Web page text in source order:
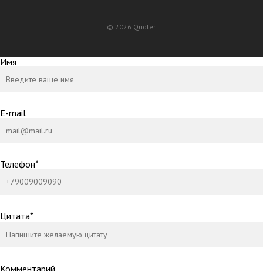
© 2026 Quoter.
Имя
E-mail
Телефон*
Цитата*
Комментарий